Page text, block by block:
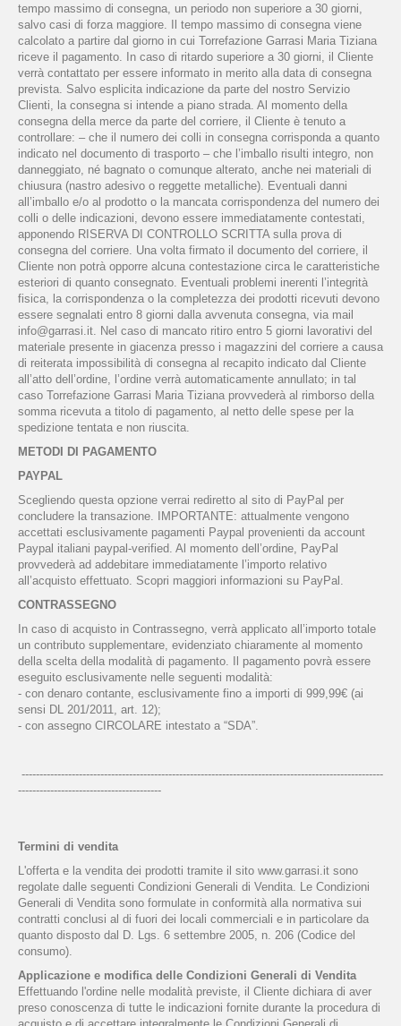
tempo massimo di consegna, un periodo non superiore a 30 giorni,
salvo casi di forza maggiore. Il tempo massimo di consegna viene
calcolato a partire dal giorno in cui Torrefazione Garrasi Maria Tiziana
riceve il pagamento. In caso di ritardo superiore a 30 giorni, il Cliente
verrà contattato per essere informato in merito alla data di consegna
prevista. Salvo esplicita indicazione da parte del nostro Servizio
Clienti, la consegna si intende a piano strada. Al momento della
consegna della merce da parte del corriere, il Cliente è tenuto a
controllare: – che il numero dei colli in consegna corrisponda a quanto
indicato nel documento di trasporto – che l’imballo risulti integro, non
danneggiato, né bagnato o comunque alterato, anche nei materiali di
chiusura (nastro adesivo o reggette metalliche). Eventuali danni
all’imballo e/o al prodotto o la mancata corrispondenza del numero dei
colli o delle indicazioni, devono essere immediatamente contestati,
apponendo RISERVA DI CONTROLLO SCRITTA sulla prova di
consegna del corriere. Una volta firmato il documento del corriere, il
Cliente non potrà opporre alcuna contestazione circa le caratteristiche
esteriori di quanto consegnato. Eventuali problemi inerenti l’integrità
fisica, la corrispondenza o la completezza dei prodotti ricevuti devono
essere segnalati entro 8 giorni dalla avvenuta consegna, via mail
info@garrasi.it. Nel caso di mancato ritiro entro 5 giorni lavorativi del
materiale presente in giacenza presso i magazzini del corriere a causa
di reiterata impossibilità di consegna al recapito indicato dal Cliente
all’atto dell’ordine, l’ordine verrà automaticamente annullato; in tal
caso Torrefazione Garrasi Maria Tiziana provvederà al rimborso della
somma ricevuta a titolo di pagamento, al netto delle spese per la
spedizione tentata e non riuscita.
METODI DI PAGAMENTO
PAYPAL
Scegliendo questa opzione verrai rediretto al sito di PayPal per
concludere la transazione. IMPORTANTE: attualmente vengono
accettati esclusivamente pagamenti Paypal provenienti da account
Paypal italiani paypal-verified. Al momento dell’ordine, PayPal
provvederà ad addebitare immediatamente l’importo relativo
all’acquisto effettuato. Scopri maggiori informazioni su PayPal.
CONTRASSEGNO
In caso di acquisto in Contrassegno, verrà applicato all’importo totale
un contributo supplementare, evidenziato chiaramente al momento
della scelta della modalità di pagamento. Il pagamento povrà essere
eseguito esclusivamente nelle seguenti modalità:
- con denaro contante, esclusivamente fino a importi di 999,99€ (ai
sensi DL 201/2011, art. 12);
- con assegno CIRCOLARE intestato a “SDA”.
-----------------------------------------------------------------------------------------------------
----------------------------------------
Termini di vendita
L'offerta e la vendita dei prodotti tramite il sito www.garrasi.it sono
regolate dalle seguenti Condizioni Generali di Vendita. Le Condizioni
Generali di Vendita sono formulate in conformità alla normativa sui
contratti conclusi al di fuori dei locali commerciali e in particolare da
quanto disposto dal D. Lgs. 6 settembre 2005, n. 206 (Codice del
consumo).
Applicazione e modifica delle Condizioni Generali di Vendita
Effettuando l'ordine nelle modalità previste, il Cliente dichiara di aver
preso conoscenza di tutte le indicazioni fornite durante la procedura di